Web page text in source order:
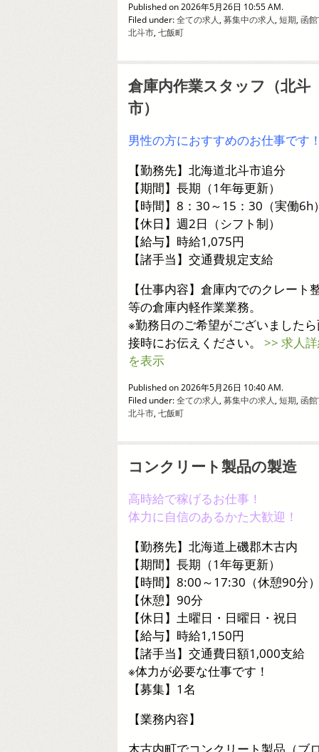
Published on 2026年5月26日 10:55 AM.
Filed under:全ての求人, 募集中の求人, 短期, 函
北斗市, 七飯町
倉庫内作業スタッフ（北斗
市）
男性の方におすすめのお仕事です
【勤務先】北海道北斗市追分
【期間】長期（1年毎更新）
【時間】8：30～15：30（実働6h
【休日】週2日（シフト制）
【給与】時給1,075円
【諸手当】交通費規定支給
【仕事内容】倉庫内でのクレート
等の倉庫内軽作業業務。
※勤務日のご希望がございました
接時にお伝えください。 >> 求人
を表示
Published on 2026年5月26日 10:40 AM.
Filed under:全ての求人, 募集中の求人, 短期, 函
北斗市, 七飯町
コンクリート製品の製造
高時給で稼げるお仕事！
体力に自信のあるかた大歓迎！
【勤務先】北海道上磯郡木古内
【期間】長期（1年毎更新）
【時間】8:00～17:30（休憩90分
【休憩】90分
【休日】土曜日・日曜日・祝日
【給与】時給1,150円
【諸手当】交通費日額1,000支給
※体力が必要な仕事です！
【募集】1名
【業務内容】